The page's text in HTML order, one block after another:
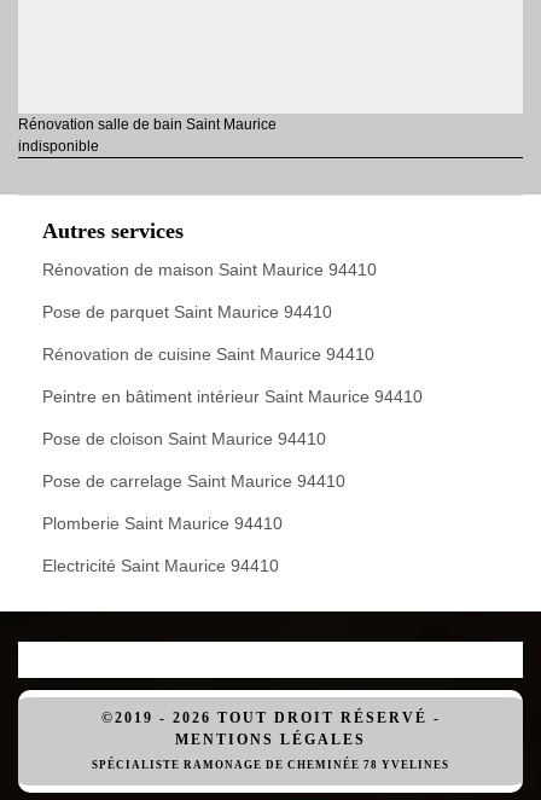
Rénovation salle de bain Saint Maurice
indisponible
Autres services
Rénovation de maison Saint Maurice 94410
Pose de parquet Saint Maurice 94410
Rénovation de cuisine Saint Maurice 94410
Peintre en bâtiment intérieur Saint Maurice 94410
Pose de cloison Saint Maurice 94410
Pose de carrelage Saint Maurice 94410
Plomberie Saint Maurice 94410
Electricité Saint Maurice 94410
©2019 - 2026 TOUT DROIT RÉSERVÉ -
MENTIONS LÉGALES
SPÉCIALISTE RAMONAGE DE CHEMINÉE 78 YVELINES